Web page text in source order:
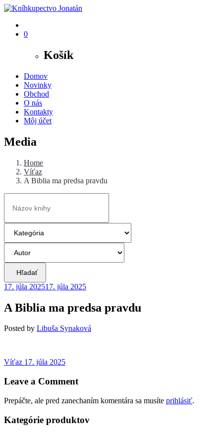
0
Košík
Domov
Novinky
Obchod
O nás
Kontakty
Môj účet
Media
Home
Víťaz
A Biblia ma predsa pravdu
Hľadať
17. júla 202517. júla 2025
A Biblia ma predsa pravdu
Posted by Libuša Synaková
Navigácia
v
Víťaz Previous
17. júla 2025
Leave a Comment
Prepáčte, ale pred zanechaním komentára sa musíte prihlásiť.
Kategórie produktov